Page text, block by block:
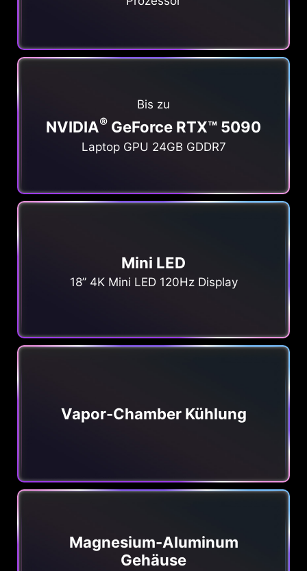
Bis zu
NVIDIA® GeForce RTX™ 5090
Laptop GPU 24GB GDDR7
Mini LED
18” 4K Mini LED 120Hz Display
Vapor-Chamber Kühlung
Magnesium-Aluminum
Gehäuse